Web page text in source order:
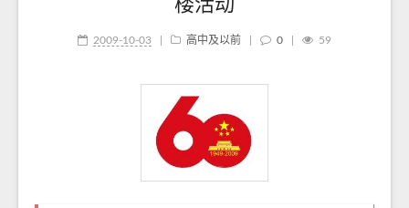
楼活动
2009-10-03 高中及以前 0 59